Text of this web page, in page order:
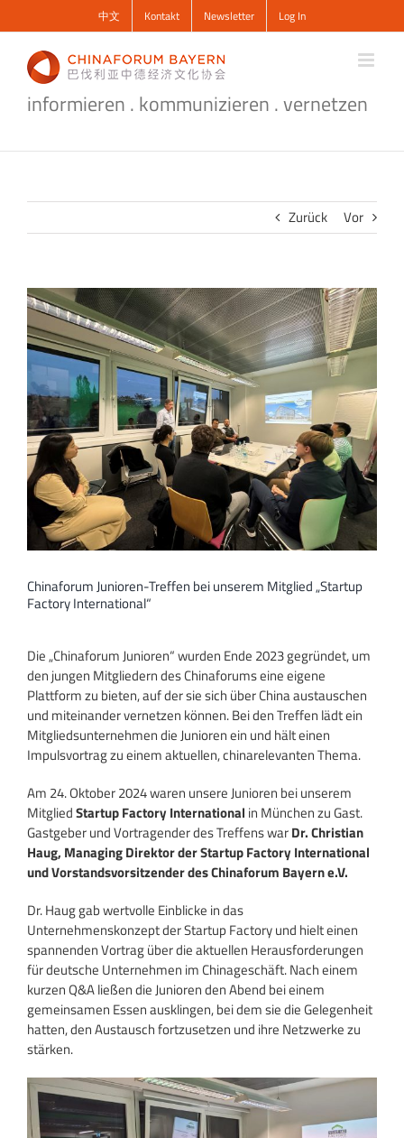
Inhalt
springen
中文 Kontakt Newsletter Log In
informieren . kommunizieren . vernetzen
Zurück Vor
Chinaforum Junioren-Treffen bei unserem Mitglied „Startup
Factory International“
Die „Chinaforum Junioren“ wurden Ende 2023 gegründet, um
den jungen Mitgliedern des Chinaforums eine eigene
Plattform zu bieten, auf der sie sich über China austauschen
und miteinander vernetzen können. Bei den Treffen lädt ein
Mitgliedsunternehmen die Junioren ein und hält einen
Impulsvortrag zu einem aktuellen, chinarelevanten Thema.
Am 24. Oktober 2024 waren unsere Junioren bei unserem
MitgliedStartup Factory International in München zu Gast.
Gastgeber und Vortragender des Treffens warDr. Christian
Haug, Managing Direktor der Startup Factory International
und Vorstandsvorsitzender des Chinaforum Bayern e.V.
Dr. Haug gab wertvolle Einblicke in das
Unternehmenskonzept der Startup Factory und hielt einen
spannenden Vortrag über die aktuellen Herausforderungen
für deutsche Unternehmen im Chinageschäft. Nach einem
kurzen Q&A ließen die Junioren den Abend bei einem
gemeinsamen Essen ausklingen, bei dem sie die Gelegenheit
hatten, den Austausch fortzusetzen und ihre Netzwerke zu
stärken.